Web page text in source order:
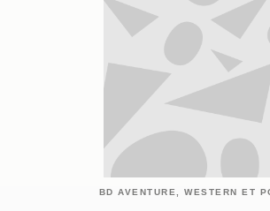
BD AVENTURE, WESTERN ET